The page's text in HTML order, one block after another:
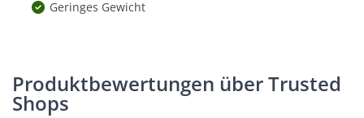
Geringes Gewicht
Produktbewertungen über Trusted
Shops